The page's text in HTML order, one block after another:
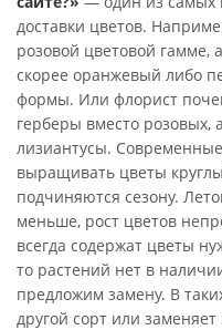
доставки цветов.
розовой цветовой гамме,
скорее оранжевый либо
формы. Или флорист
герберы вместо розовых,
лизиантусы.
выращивать цветы
подчиняются сезону.
меньше, рост цветов
всегда содержат цветы
то растений нет в
предложим замену. В
другой сорт или